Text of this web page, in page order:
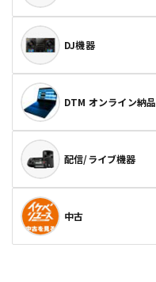
DJ機器
DTM オンライン納品
配信/ライブ機器
中古